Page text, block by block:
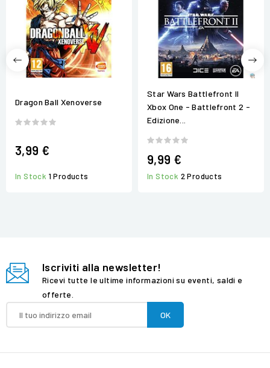
Dragon Ball Xenoverse
3,99 €
In Stock 1 Products
Star Wars Battlefront II
Xbox One - Battlefront 2 -
Edizione...
9,99 €
In Stock 2 Products
Iscriviti alla newsletter!
Ricevi tutte le ultime informazioni su eventi, saldi e
offerte.